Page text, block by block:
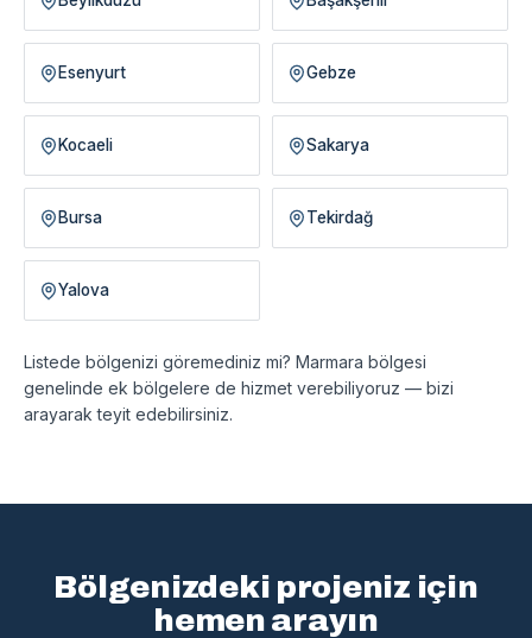
Esenyurt Gebze
Kocaeli Sakarya
Bursa Tekirdağ
Yalova
Listede bölgenizi göremediniz mi? Marmara bölgesi
genelinde ek bölgelere de hizmet verebiliyoruz — bizi
arayarak teyit edebilirsiniz.
Bölgenizdeki projeniz için
hemen arayın